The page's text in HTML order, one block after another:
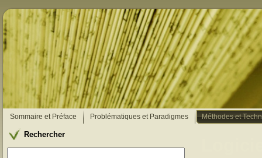
Sommaire et Préface Problématiques et Paradigmes Méthodes et
Rechercher